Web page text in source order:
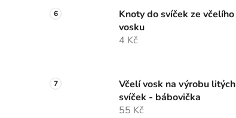
Knoty do svíček ze včelího
vosku
4 Kč
Včelí vosk na výrobu litých
svíček - bábovička
55 Kč